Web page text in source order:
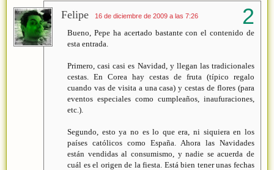
Felipe 16 de diciembre de 2009 a las 7:26
Bueno, Pepe ha acertado bastante con el contenido de
esta entrada.
Primero, casi casi es Navidad, y llegan las tradicionales
cestas. En Corea hay cestas de fruta (típico regalo
cuando vas de visita a una casa) y cestas de flores (para
eventos especiales como cumpleaños, inaufuraciones,
etc.).
Segundo, esto ya no es lo que era, ni siquiera en los
países católicos como España. Ahora las Navidades
están vendidas al consumismo, y nadie se acuerda de
cuál es el origen de la fiesta. Está bien tener unas fechas